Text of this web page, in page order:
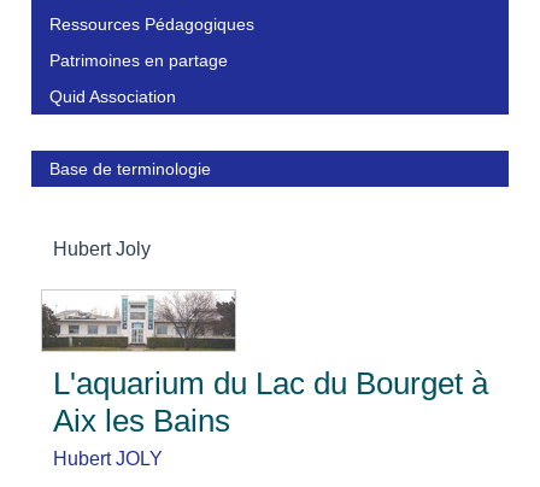
Ressources Pédagogiques
Patrimoines en partage
Quid Association
Base de terminologie
Hubert Joly
L'aquarium du Lac du Bourget à
Aix les Bains
Hubert JOLY